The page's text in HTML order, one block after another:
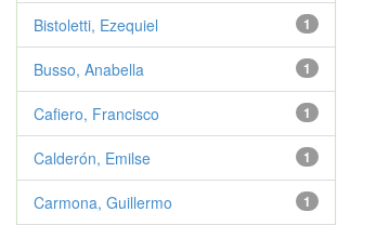
1
Bistoletti, Ezequiel
1
Busso, Anabella
1
Cafiero, Francisco
1
Calderón, Emilse
1
Carmona, Guillermo